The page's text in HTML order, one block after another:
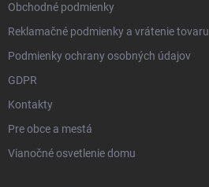
Obchodné podmienky
Reklamačné podmienky a vrátenie tovaru
Podmienky ochrany osobných údajov
GDPR
Kontakty
Pre obce a mestá
Vianočné osvetlenie domu